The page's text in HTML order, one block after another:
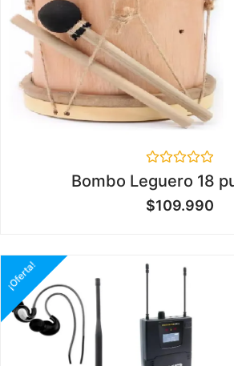
en
0
de
Bombo Leguero 18
$109.990
¡Oferta!